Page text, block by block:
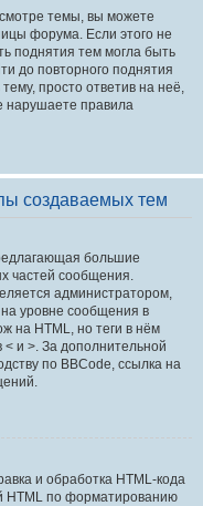
темы, вы можете
форума. Если этого не
поднятия тем могла быть
до повторного поднятия
просто ответив на неё,
нарушаете правила
создаваемых тем
большие
частей сообщения.
администратором,
уровне сообщения в
на HTML, но теги в нём
< и >. За дополнительной
по BBCode, ссылка на
и обработка HTML-кода
HTML по форматированию